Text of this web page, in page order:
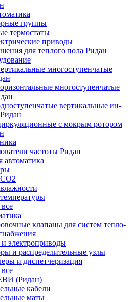
группы
термостаты
приводы
для теплого пола Ридан
многоступенчатые
многоступенчатые
вертикальные ин-
с мокрым ротором
частоты Ридан
клапаны для систем тепло-
электроприводы
и распределительные узлы
и диспетчеризация
(Ридан)
кабели
маты